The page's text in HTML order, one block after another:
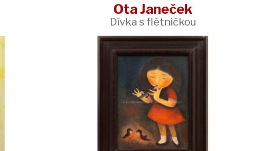
Ota Janeček
Dívka s flétničkou